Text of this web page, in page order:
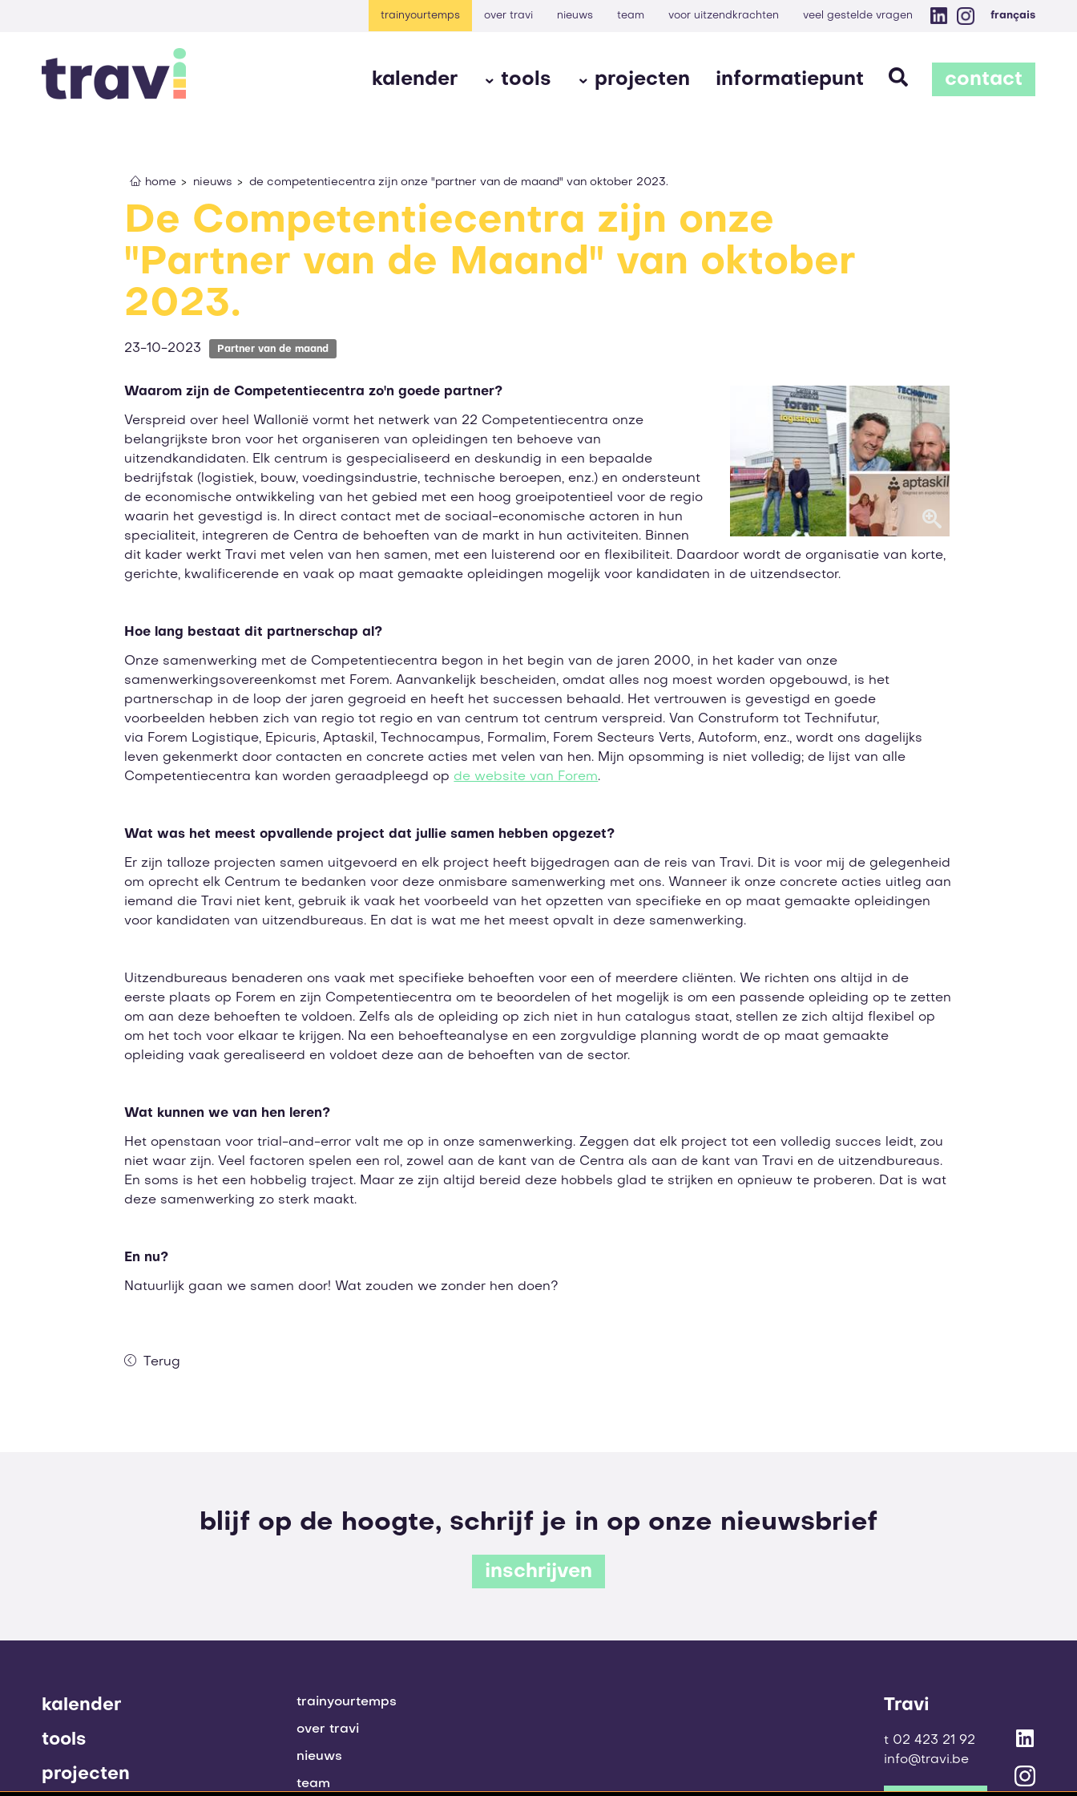
trainyourtemps over travi nieuws team voor uitzendkrachten veel gestelde vragen français
contact
kalender tools projecten informatiepunt
home nieuws de competentiecentra zijn onze "partner van de maand" van oktober 2023.
De Competentiecentra zijn onze
"Partner van de Maand" van oktober
2023.
23-10-2023 Partner van de maand
Waarom zijn de Competentiecentra zo'n goede partner?
Verspreid over heel Wallonië vormt het netwerk van 22 Competentiecentra onze
belangrijkste bron voor het organiseren van opleidingen ten behoeve van
uitzendkandidaten. Elk centrum is gespecialiseerd en deskundig in een bepaalde
bedrijfstak (logistiek, bouw, voedingsindustrie, technische beroepen, enz.) en ondersteunt
de economische ontwikkeling van het gebied met een hoog groeipotentieel voor de regio
waarin het gevestigd is. In direct contact met de sociaal-economische actoren in hun
specialiteit, integreren de Centra de behoeften van de markt in hun activiteiten. Binnen
dit kader werkt Travi met velen van hen samen, met een luisterend oor en flexibiliteit. Daardoor wordt de organisatie van korte,
gerichte, kwalificerende en vaak op maat gemaakte opleidingen mogelijk voor kandidaten in de uitzendsector.
Hoe lang bestaat dit partnerschap al?
Onze samenwerking met de Competentiecentra begon in het begin van de jaren 2000, in het kader van onze
samenwerkingsovereenkomst met Forem. Aanvankelijk bescheiden, omdat alles nog moest worden opgebouwd, is het
partnerschap in de loop der jaren gegroeid en heeft het successen behaald. Het vertrouwen is gevestigd en goede
voorbeelden hebben zich van regio tot regio en van centrum tot centrum verspreid. Van Construform tot Technifutur,
via Forem Logistique, Epicuris, Aptaskil, Technocampus, Formalim, Forem Secteurs Verts, Autoform, enz., wordt ons dagelijks
leven gekenmerkt door contacten en concrete acties met velen van hen. Mijn opsomming is niet volledig; de lijst van alle
Competentiecentra kan worden geraadpleegd op de website van Forem.
Wat was het meest opvallende project dat jullie samen hebben opgezet?
Er zijn talloze projecten samen uitgevoerd en elk project heeft bijgedragen aan de reis van Travi. Dit is voor mij de gelegenheid
om oprecht elk Centrum te bedanken voor deze onmisbare samenwerking met ons. Wanneer ik onze concrete acties uitleg aan
iemand die Travi niet kent, gebruik ik vaak het voorbeeld van het opzetten van specifieke en op maat gemaakte opleidingen
voor kandidaten van uitzendbureaus. En dat is wat me het meest opvalt in deze samenwerking.
Uitzendbureaus benaderen ons vaak met specifieke behoeften voor een of meerdere cliënten. We richten ons altijd in de
eerste plaats op Forem en zijn Competentiecentra om te beoordelen of het mogelijk is om een passende opleiding op te zetten
om aan deze behoeften te voldoen. Zelfs als de opleiding op zich niet in hun catalogus staat, stellen ze zich altijd flexibel op
om het toch voor elkaar te krijgen. Na een behoefteanalyse en een zorgvuldige planning wordt de op maat gemaakte
opleiding vaak gerealiseerd en voldoet deze aan de behoeften van de sector.
Wat kunnen we van hen leren?
Het openstaan voor trial-and-error valt me op in onze samenwerking. Zeggen dat elk project tot een volledig succes leidt, zou
niet waar zijn. Veel factoren spelen een rol, zowel aan de kant van de Centra als aan de kant van Travi en de uitzendbureaus.
En soms is het een hobbelig traject. Maar ze zijn altijd bereid deze hobbels glad te strijken en opnieuw te proberen. Dat is wat
deze samenwerking zo sterk maakt.
En nu?
Natuurlijk gaan we samen door! Wat zouden we zonder hen doen?
Terug
blijf op de hoogte, schrijf je in op onze nieuwsbrief
inschrijven
kalender
tools
projecten
trainyourtemps
over travi
nieuws
team
Travi
t 02 423 21 92
info@travi.be